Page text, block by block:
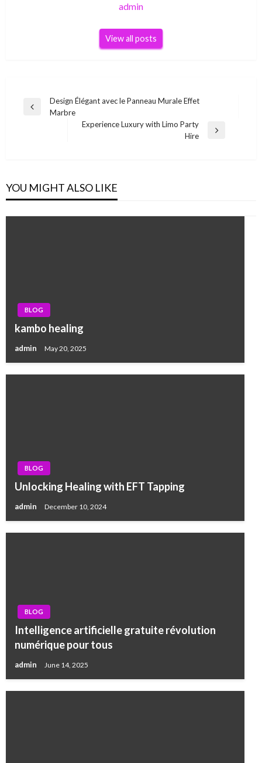
admin
View all posts
Post
navigation
Previous
Design Élégant avec le Panneau Murale Effet
Marbre
Experience Luxury with Limo Party
Hire
YOU MIGHT ALSO LIKE
BLOG
kambo healing
admin May 20, 2025
BLOG
Unlocking Healing with EFT Tapping
admin December 10, 2024
BLOG
Intelligence artificielle gratuite révolution
numérique pour tous
admin June 14, 2025